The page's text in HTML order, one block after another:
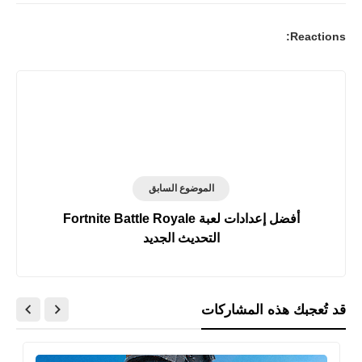
Reactions:
الموضوع السابق
أفضل إعدادات لعبة Fortnite Battle Royale
التحديث الجديد
قد تُعجبك هذه المشاركات